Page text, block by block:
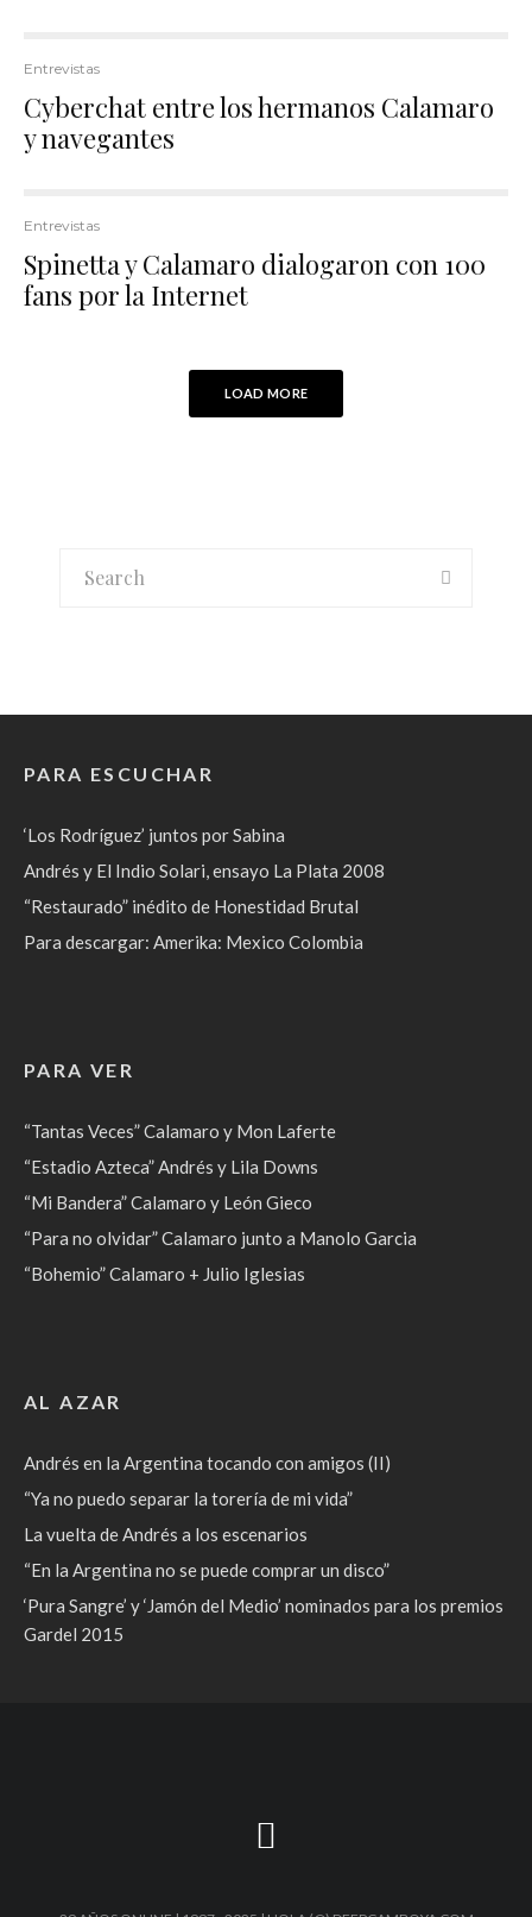
Entrevistas
Cyberchat entre los hermanos Calamaro
y navegantes
Entrevistas
Spinetta y Calamaro dialogaron con 100
fans por la Internet
LOAD MORE
PARA ESCUCHAR
‘Los Rodríguez’ juntos por Sabina
Andrés y El Indio Solari, ensayo La Plata 2008
“Restaurado” inédito de Honestidad Brutal
Para descargar: Amerika: Mexico Colombia
PARA VER
“Tantas Veces” Calamaro y Mon Laferte
“Estadio Azteca” Andrés y Lila Downs
“Mi Bandera” Calamaro y León Gieco
“Para no olvidar” Calamaro junto a Manolo Garcia
“Bohemio” Calamaro + Julio Iglesias
AL AZAR
Andrés en la Argentina tocando con amigos (II)
“Ya no puedo separar la torería de mi vida”
La vuelta de Andrés a los escenarios
“En la Argentina no se puede comprar un disco”
‘Pura Sangre’ y ‘Jamón del Medio’ nominados para los premios
Gardel 2015